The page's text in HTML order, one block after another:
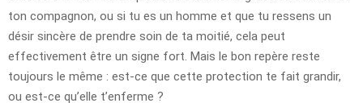
ton compagnon, ou si tu es un homme et que tu ressens un
désir sincère de prendre soin de ta moitié, cela peut
effectivement être un signe fort. Mais le bon repère reste
toujours le même : est-ce que cette protection te fait grandir,
ou est-ce qu’elle t’enferme ?